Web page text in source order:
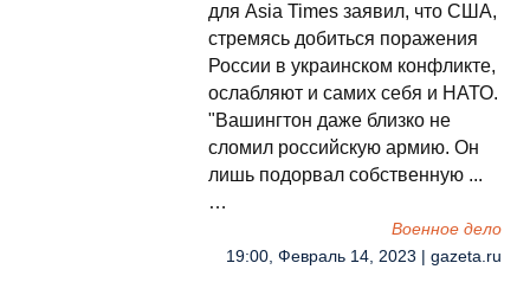
для Asia Times заявил, что США,
стремясь добиться поражения
России в украинском конфликте,
ослабляют и самих себя и НАТО.
"Вашингтон даже близко не
сломил российскую армию. Он
лишь подорвал собственную ...
…
Военное дело
19:00, Февраль 14, 2023 | gazeta.ru